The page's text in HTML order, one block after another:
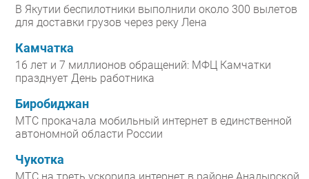
В Якутии беспилотники выполнили около 300 вылетов
для доставки грузов через реку Лена
Камчатка
16 лет и 7 миллионов обращений: МФЦ Камчатки
празднует День работника
Биробиджан
МТС прокачала мобильный интернет в единственной
автономной области России
Чукотка
МТС на треть ускорила интернет в районе Анадырской